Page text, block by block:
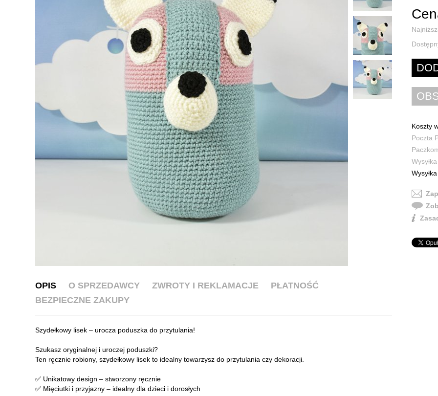
Koszty
Poczta
OPIS O SPRZEDAWCY ZWROTY I REKLAMACJE
PŁATNOŚĆ
BEZPIECZNE ZAKUPY
Szydełkowy lisek – urocza poduszka do przytulania!
Szukasz oryginalnej i uroczej poduszki?
Ten ręcznie robiony, szydełkowy lisek to idealny towarzysz do przytulania czy dekoracji.
✅ Unikatowy design – stworzony ręcznie
✅ Mięciutki i przyjazny – idealny dla dzieci i dorosłych